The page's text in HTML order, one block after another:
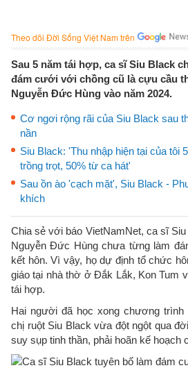
Theo dõi Đời Sống Việt Nam trên
Sau 5 năm tái hợp, ca sĩ Siu Black
đám cưới với chồng cũ là cựu cầu
Nguyễn Đức Hùng vào năm 2024.
Cơ ngơi rộng rãi của Siu Black sau
nần
Siu Black: 'Thu nhập hiện tại của tôi
trồng trọt, 50% từ ca hát'
Sau ồn ào 'cạch mặt', Siu Black -
khích
Chia sẻ với báo VietNamNet, ca sĩ
Nguyễn Đức Hùng chưa từng làm
kết hôn. Vì vậy, họ dự định tổ chức
giáo tại nhà thờ ở Đắk Lắk, Kon Tum
tái hợp.
Hai người đã học xong chương trình
chị ruột Siu Black vừa đột ngột qua
suy sụp tinh thần, phải hoãn kế hoạch